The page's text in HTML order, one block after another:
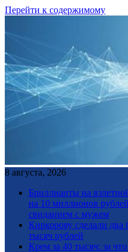
Перейти к содержимому
8 августа, 2026
Бриллианты на
на 10 миллионов
свиданием с мужем
Киркорову сделали
тысяч рублей
Крем за 40 тысяч: за